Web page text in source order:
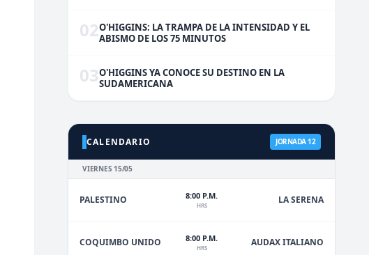
02O'HIGGINS: LA TRAMPA DE LA INTENSIDAD Y EL
ABISMO DE LOS 75 MINUTOS
03O'HIGGINS YA CONOCE SU DESTINO EN LA
SUDAMERICANA
CALENDARIO JORNADA 12
VIERNES 15/05
PALESTINO 8:00 P.M.
HRS LA SERENA
COQUIMBO UNIDO 8:00 P.M.
HRS AUDAX ITALIANO